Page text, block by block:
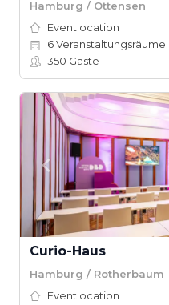
Hamburg / Ottensen
Eventlocation
6Veranstaltungsräume
350 Gäste
Curio-Haus
Hamburg / Rotherbaum
Eventlocation